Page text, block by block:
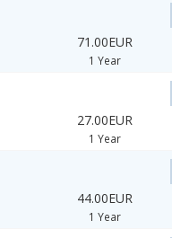
71.00EUR
1 Year
27.00EUR
1 Year
44.00EUR
1 Year